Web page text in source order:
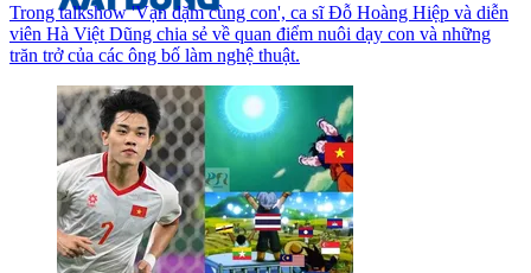
Trong talkshow 'Vạn dặm cùng con', ca sĩ Đỗ Hoàng Hiệp và diễn
viên Hà Việt Dũng chia sẻ về quan điểm nuôi dạy con và những
trăn trở của các ông bố làm nghệ thuật.